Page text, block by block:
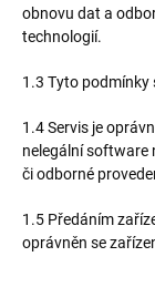
obnovu dat a
technologií.
1.3 Tyto podmínky
1.4 Servis je
nelegální software
či odborné
1.5 Předáním
oprávněn se